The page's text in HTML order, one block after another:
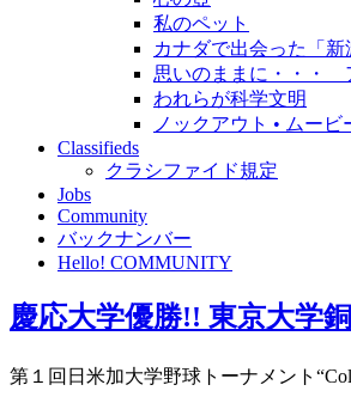
私のペット
カナダで出会った「新
思いのままに・・・
われらが科学文明
ノックアウト • ムービ
Classifieds
クラシファイド規定
Jobs
Community
バックナンバー
Hello! COMMUNITY
慶応大学優勝!! 東京大学
第１回日米加大学野球トーナメント